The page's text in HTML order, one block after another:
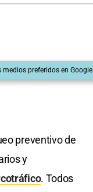
medios preferidos en Google
preventivo de
y
. Todos